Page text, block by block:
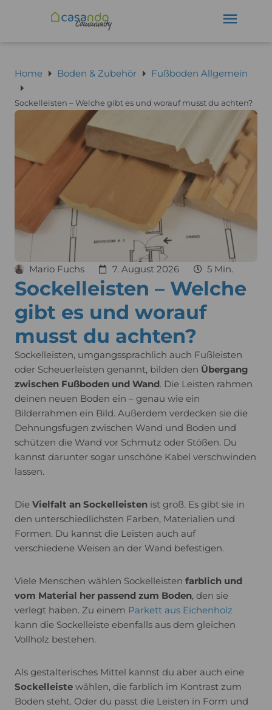
Home Boden & Zubehör Fußboden Allgemein
Sockelleisten – Welche gibt es und worauf musst du achten?
Sockelleisten – Welche
gibt es und worauf
musst du achten?
Mario Fuchs 7. August 2026 5 Min.
Sockelleisten, umgangssprachlich auch Fußleisten
oder Scheuerleisten genannt, bilden den Übergang
zwischen Fußboden und Wand. Die Leisten rahmen
deinen neuen Boden ein – genau wie ein
Bilderrahmen ein Bild. Außerdem verdecken sie die
Dehnungsfugen zwischen Wand und Boden und
schützen die Wand vor Schmutz oder Stößen. Du
kannst darunter sogar unschöne Kabel verschwinden
lassen.
Die Vielfalt an Sockelleisten ist groß. Es gibt sie in
den unterschiedlichsten Farben, Materialien und
Formen. Du kannst die Leisten auch auf
verschiedene Weisen an der Wand befestigen.
Viele Menschen wählen Sockelleisten farblich und
vom Material her passend zum Boden, den sie
verlegt haben. Zu einem Parkett aus Eichenholz
kann die Sockelleiste ebenfalls aus dem gleichen
Vollholz bestehen.
Als gestalterisches Mittel kannst du aber auch eine
Sockelleiste wählen, die farblich im Kontrast zum
Boden steht. Oder du passt die Leisten in Form und